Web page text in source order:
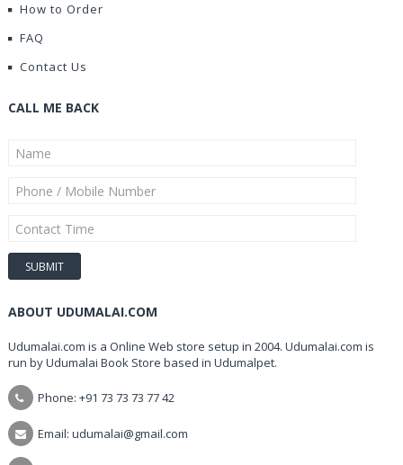
How to Order
FAQ
Contact Us
CALL ME BACK
ABOUT UDUMALAI.COM
Udumalai.com is a Online Web store setup in 2004. Udumalai.com is
run by Udumalai Book Store based in Udumalpet.
Phone: +91 73 73 73 77 42
Email: udumalai@gmail.com